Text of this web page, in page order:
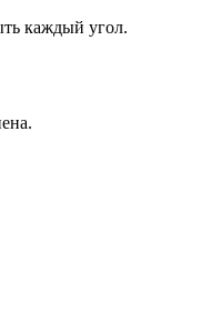
каждый угол.